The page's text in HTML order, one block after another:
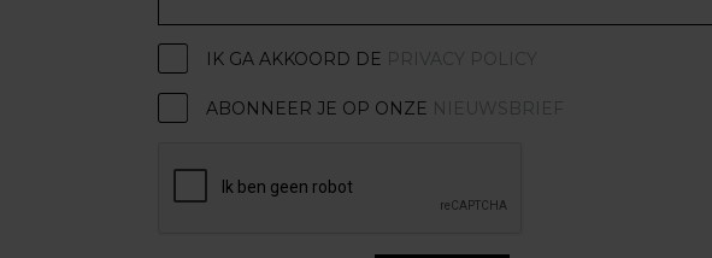
IK GA AKKOORD DE PRIVACY POLICY
ABONNEER JE OP ONZE NIEUWSBRIEF